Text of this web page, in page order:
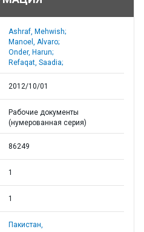
Ashraf, Mehwish;
Manoel, Alvaro;
Onder, Harun;
Refaqat, Saadia;
2012/10/01
Рабочие документы
(нумерованная серия)
86249
1
1
Пакистан,